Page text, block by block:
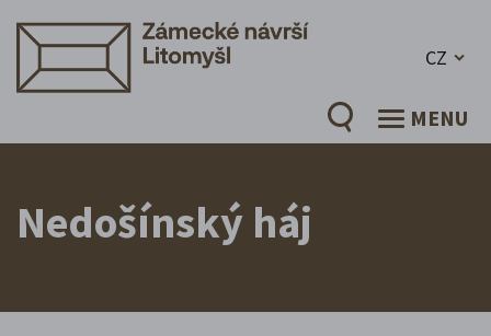
CZ
MENU
Nedošínský háj